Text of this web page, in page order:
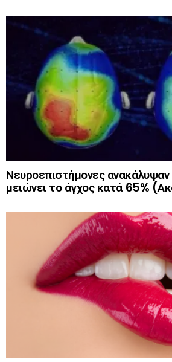
Νευροεπιστήμονες ανακάλυψαν
μειώνει το άγχος κατά 65%